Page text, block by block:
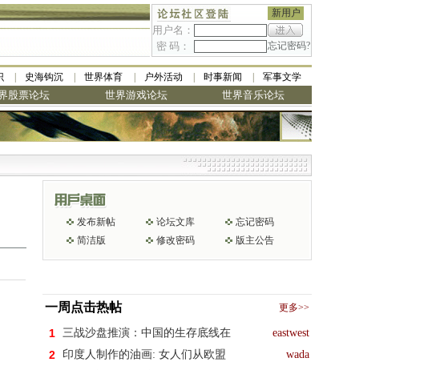
新用户
用户名：
密 码：
忘记密码?
史海钩沉 世界体育 户外活动 时事新闻 军事文学
股票论坛 世界游戏论坛 世界音乐论坛
发布新帖 论坛文库
忘记密码
简洁版
修改密码 版主公告
一周点击热帖 更多>>
1 三战沙盘推演：中国的生存底线在 eastwest
2 印度人制作的油画: 女人们从欧盟 wada